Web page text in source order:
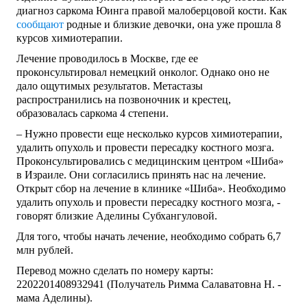
диагноз саркома Юинга правой малоберцовой кости. Как
сообщают родные и близкие девочки, она уже прошла 8
курсов химиотерапии.
Лечение проводилось в Москве, где ее
проконсультировал немецкий онколог. Однако оно не
дало ощутимых результатов. Метастазы
распространились на позвоночник и крестец,
образовалась саркома 4 степени.
– Нужно провести еще несколько курсов химиотерапии,
удалить опухоль и провести пересадку костного мозга.
Проконсультировались с медицинским центром «Шиба»
в Израиле. Они согласились принять нас на лечение.
Открыт сбор на лечение в клинике «Шиба». Необходимо
удалить опухоль и провести пересадку костного мозга, -
говорят близкие Аделины Субхангуловой.
Для того, чтобы начать лечение, необходимо собрать 6,7
млн рублей.
Перевод можно сделать по номеру карты:
2202201408932941 (Получатель Римма Салаватовна Н. -
мама Аделины).